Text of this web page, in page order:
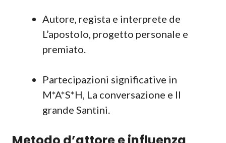
Autore, regista e interprete de
L’apostolo, progetto personale e
premiato.
Partecipazioni significative in
M*A*S*H, La conversazione e Il
grande Santini.